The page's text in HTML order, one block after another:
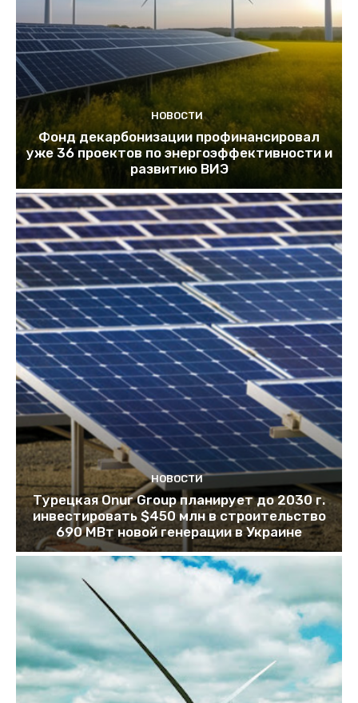
НОВОСТИ
Фонд декарбонизации профинансировал
уже 36 проектов по энергоэффективности и
развитию ВИЭ
НОВОСТИ
Турецкая Onur Group планирует до 2030 г.
инвестировать $450 млн в строительство
690 МВт новой генерации в Украине